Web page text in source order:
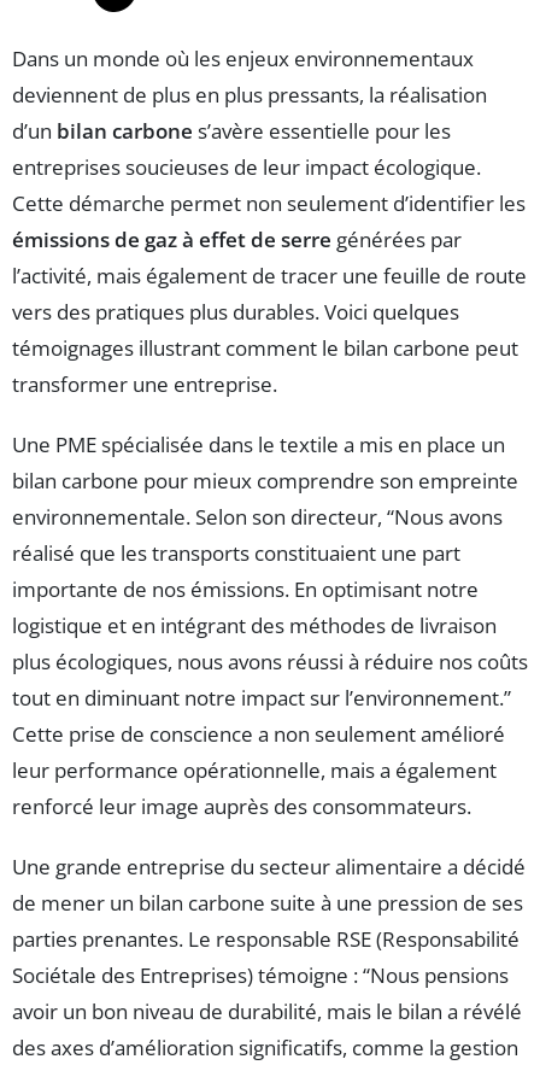
Dans un monde où les enjeux environnementaux
deviennent de plus en plus pressants, la réalisation
d’un bilan carbone s’avère essentielle pour les
entreprises soucieuses de leur impact écologique.
Cette démarche permet non seulement d’identifier les
émissions de gaz à effet de serre générées par
l’activité, mais également de tracer une feuille de route
vers des pratiques plus durables. Voici quelques
témoignages illustrant comment le bilan carbone peut
transformer une entreprise.
Une PME spécialisée dans le textile a mis en place un
bilan carbone pour mieux comprendre son empreinte
environnementale. Selon son directeur, “Nous avons
réalisé que les transports constituaient une part
importante de nos émissions. En optimisant notre
logistique et en intégrant des méthodes de livraison
plus écologiques, nous avons réussi à réduire nos coûts
tout en diminuant notre impact sur l’environnement.”
Cette prise de conscience a non seulement amélioré
leur performance opérationnelle, mais a également
renforcé leur image auprès des consommateurs.
Une grande entreprise du secteur alimentaire a décidé
de mener un bilan carbone suite à une pression de ses
parties prenantes. Le responsable RSE (Responsabilité
Sociétale des Entreprises) témoigne : “Nous pensions
avoir un bon niveau de durabilité, mais le bilan a révélé
des axes d’amélioration significatifs, comme la gestion